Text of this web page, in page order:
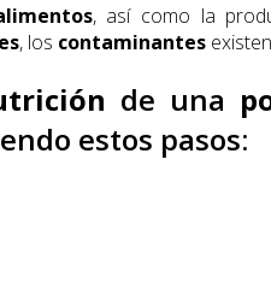
, así como la
, los contaminantes
de una
estos pasos: